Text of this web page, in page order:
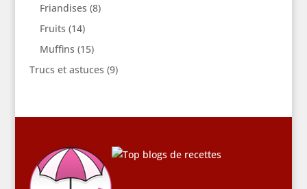
Friandises (8)
Fruits (14)
Muffins (15)
Trucs et astuces (9)